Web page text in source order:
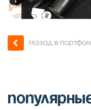
Назад в